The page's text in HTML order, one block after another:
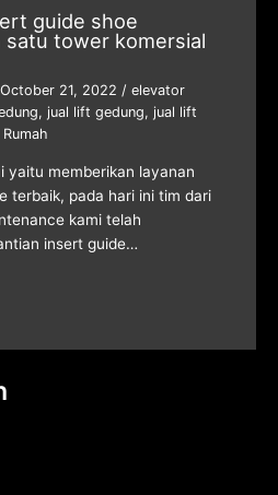
guide shoe
satu tower komersial
October 21, 2022 /elevator
, jual lift gedung, jual lift
yaitu memberikan layanan
terbaik, pada hari ini tim dari
kami telah
insert guide…